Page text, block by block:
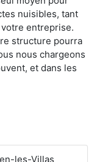
nuisibles, tant
entreprise.
structure pourra
nous chargeons
et dans les
les-Villas